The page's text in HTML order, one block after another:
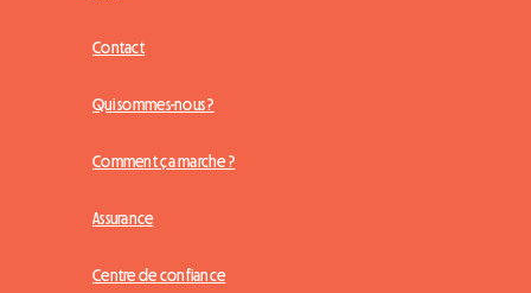
Contact
Qui sommes-nous ?
Comment ça marche ?
Assurance
Centre de confiance